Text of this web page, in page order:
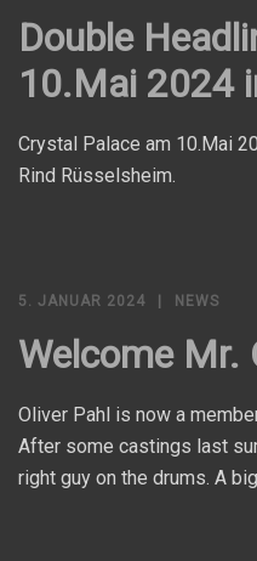
Double
10.Mai 2024
Crystal Palace am 10.Mai
Rind Rüsselsheim.
5. JANUAR 2024 NEWS
Welcome Mr.
Oliver Pahl is now a
After some castings last
right guy on the drums. A